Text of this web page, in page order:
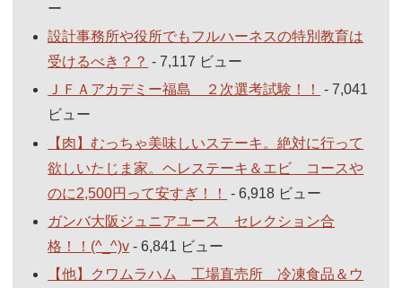
ー
設計事務所や役所でもフルハーネスの特別教育は
受けるべき？？ - 7,117 ビュー
ＪＦＡアカデミー福島 ２次選考試験！！
- 7,041
ビュー
【肉】むっちゃ美味しいステーキ。絶対に行って
欲しいたじま家。ヘレステーキ＆エビ コースや
のに2,500円って安すぎ！！
- 6,918 ビュー
ガンバ大阪ジュニアユース セレクション合
格！！(^_^)v - 6,841 ビュー
【他】クワムラハム 工場直売所 冷凍食品＆ウ